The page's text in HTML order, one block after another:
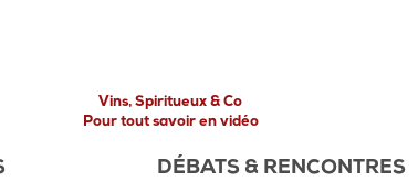
Vins, Spiritueux & Co
Pour tout savoir en vidéo
DÉBATS & RENCONTRES